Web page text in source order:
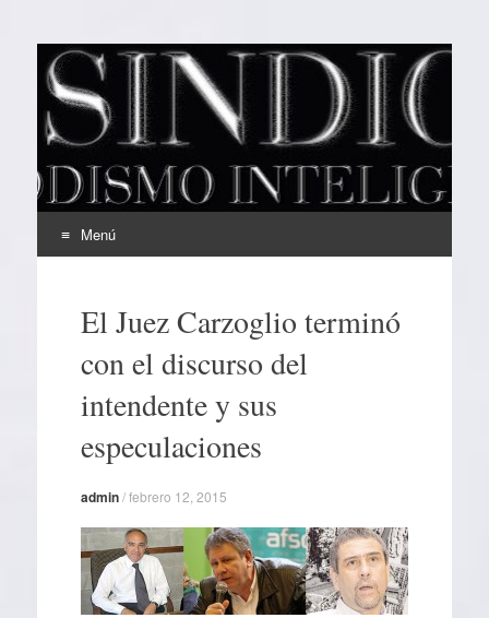
EL SINDICAL
Periodismo Inteligente
Menú
contenidoEl Juez Carzoglio terminó
con el discurso del
intendente y sus
especulaciones
admin/febrero 12, 2015